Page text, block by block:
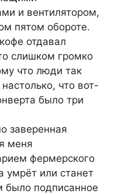
и вентилятором,
пятом обороте.
отдавал
слишком громко
что люди так
что вот-
было три
заверенная
меня
фермерского
умрёт или станет
подписанное